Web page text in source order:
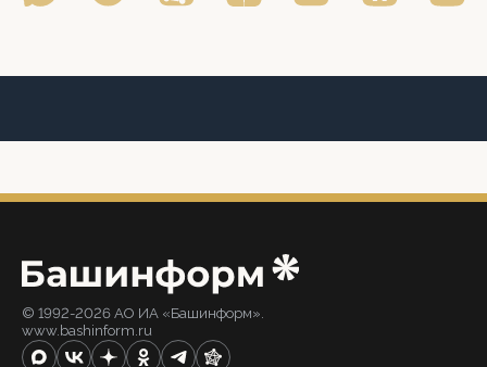
© 1992-2026 АО ИА «Башинформ».
www.bashinform.ru